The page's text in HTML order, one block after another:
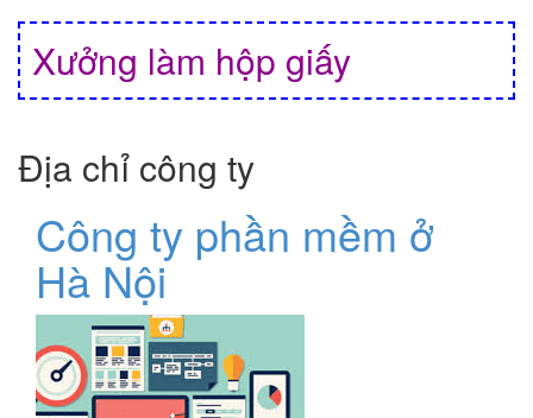
Xưởng làm hộp giấy
Địa chỉ công ty
Công ty phần mềm ở
Hà Nội